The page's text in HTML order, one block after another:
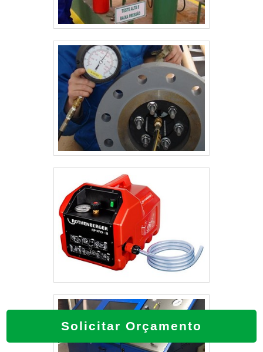
Solicitar Orçamento